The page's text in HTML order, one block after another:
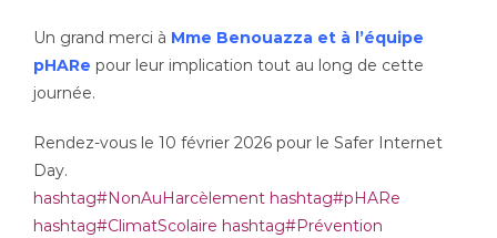
Un grand merci à Mme Benouazza et à l’équipe
pHARe pour leur implication tout au long de cette
journée.
Rendez-vous le 10 février 2026 pour le Safer Internet
Day.
hashtag#NonAuHarcèlement hashtag#pHARe
hashtag#ClimatScolaire hashtag#Prévention